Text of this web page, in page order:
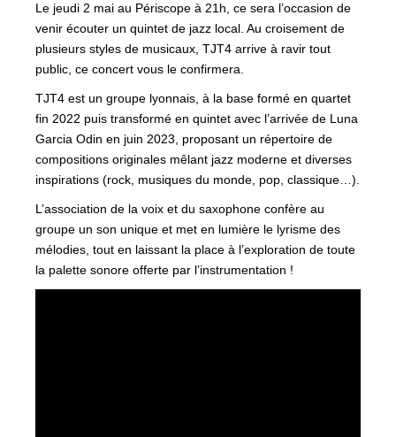
Le jeudi 2 mai au Périscope à 21h, ce sera l’occasion de
venir écouter un quintet de jazz local. Au croisement de
plusieurs styles de musicaux, TJT4 arrive à ravir tout
public, ce concert vous le confirmera.
TJT4 est un groupe lyonnais, à la base formé en quartet
fin 2022 puis transformé en quintet avec l’arrivée de Luna
Garcia Odin en juin 2023, proposant un répertoire de
compositions originales mêlant jazz moderne et diverses
inspirations (rock, musiques du monde, pop, classique…).
L’association de la voix et du saxophone confère au
groupe un son unique et met en lumière le lyrisme des
mélodies, tout en laissant la place à l’exploration de toute
la palette sonore offerte par l’instrumentation !